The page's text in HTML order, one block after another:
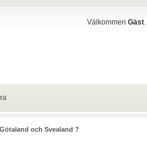
VälkommenGäst
och Svealand ?